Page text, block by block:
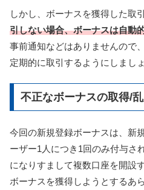
しかし、ボーナスを獲得した取
引しない場合、ボーナスは自動
事前通知などはありませんので
定期的に取引するようにしましょ
不正なボーナスの取得/
今回の新規登録ボーナスは、新
ーザー1人につき1回のみ付与さ
になりすまして複数口座を開設
ボーナスを獲得しようとするあ